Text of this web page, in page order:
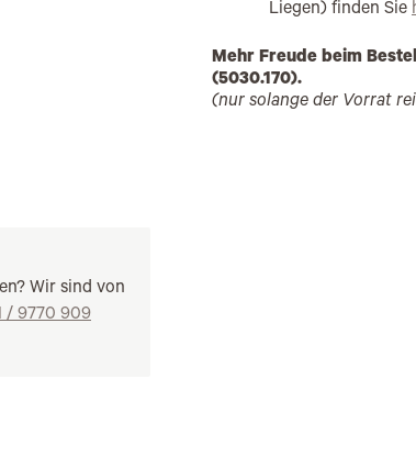
Wir sind von
/ 9770 909
Liegen) finden Sie
Mehr Freude beim
(5030.170).
(nur solange der Vorrat